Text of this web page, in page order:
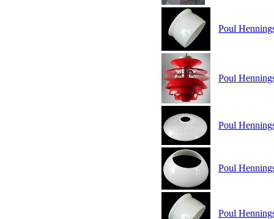
Poul
Poul
Poul
Poul
Poul